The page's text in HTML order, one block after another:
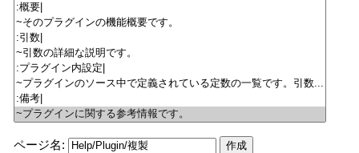
ページ名: